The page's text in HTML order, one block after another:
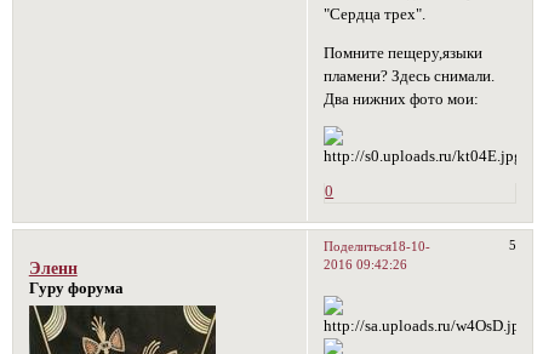
"Сердца трех".
Помните пещеру,языки
пламени? Здесь снимали.
Два нижних фото мои:
0
Поделиться 5
18-10-
2016 09:42:26
Эленн
Гуру форума